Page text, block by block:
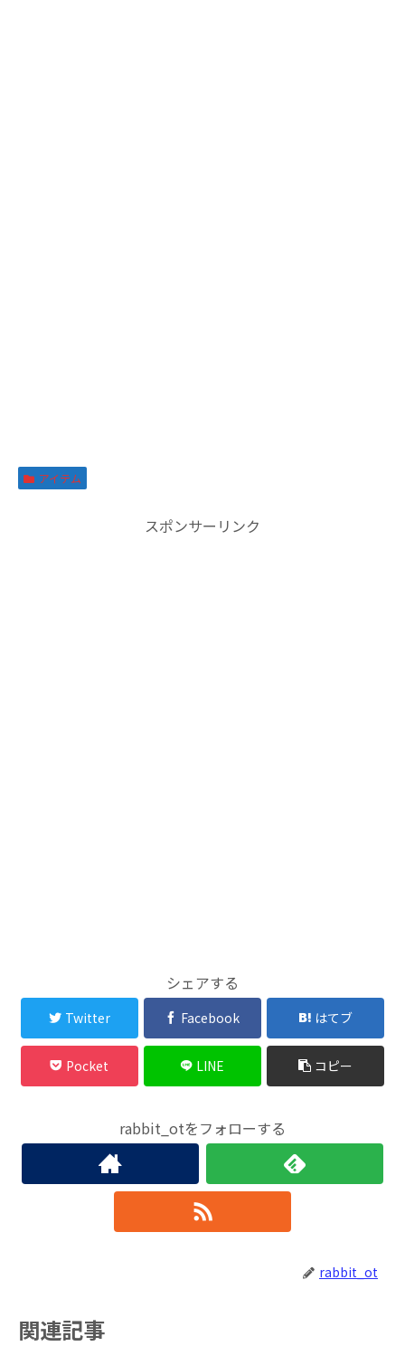
アイテム
スポンサーリンク
シェアする
Twitter Facebook はてブ
Pocket LINE コピー
rabbit_otをフォローする
rabbit_ot
関連記事